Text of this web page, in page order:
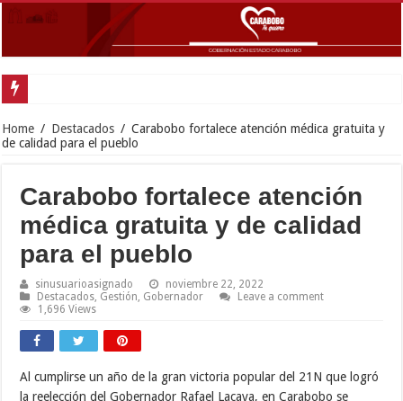
Home / Destacados / Carabobo fortalece atención médica gratuita y
de calidad para el pueblo
Carabobo fortalece atención
médica gratuita y de calidad
para el pueblo
sinusuarioasignado
noviembre 22, 2022
Destacados Gestión Gobernador
Leave a comment
1,696 Views
Al cumplirse un año de la gran victoria popular del 21N que logró
la reelección del Gobernador Rafael Lacava, en Carabobo se